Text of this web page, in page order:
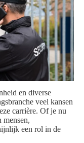
en diverse
veel kansen
carrière. Of je nu
mensen,
een rol in de